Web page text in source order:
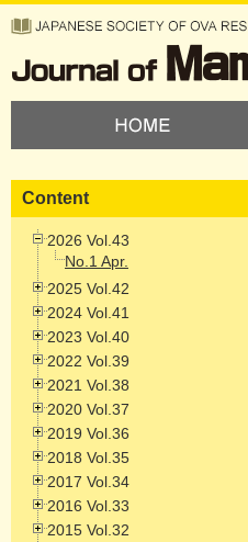
Content
2026 Vol.43
No.1 Apr.
2025 Vol.42
2024 Vol.41
2023 Vol.40
2022 Vol.39
2021 Vol.38
2020 Vol.37
2019 Vol.36
2018 Vol.35
2017 Vol.34
2016 Vol.33
2015 Vol.32